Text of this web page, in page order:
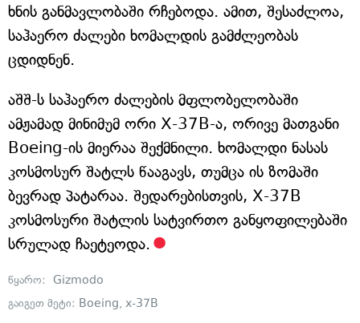
ხნის განმავლობაში რჩებოდა. ამით, შესაძლოა,
საჰაერო ძალები ხომალდის გამძლეობას
ცდიდნენ.
აშშ-ს საჰაერო ძალების მფლობელობაში
ამჟამად მინიმუმ ორი X-37B-ა, ორივე მათგანი
Boeing-ის მიერაა შექმნილი. ხომალდი ნასას
კოსმოსურ შატლს წააგავს, თუმცა ის ზომაში
ბევრად პატარაა. შედარებისთვის, X-37B
კოსმოსური შატლის სატვირთო განყოფილებაში
სრულად ჩაეტეოდა.
წყარო: Gizmodo
გაიგეთ მეტი: Boeing, x-37B